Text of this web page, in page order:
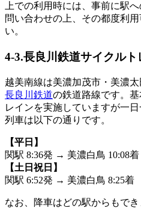
上での利用時には、事前に駅
問い合わせの上、その都度利
い。
4-3.長良川鉄道サイクルト
越美南線は美濃加茂市・美濃
長良川鉄道の鉄道路線です。
レインを実施していますが一
列車は以下の通りです。
【平日】
関駅 8:36発 → 美濃白鳥 10:08着
【土日祝日】
関駅 6:52発 → 美濃白鳥 8:25着
なお、降車はどの駅からもで